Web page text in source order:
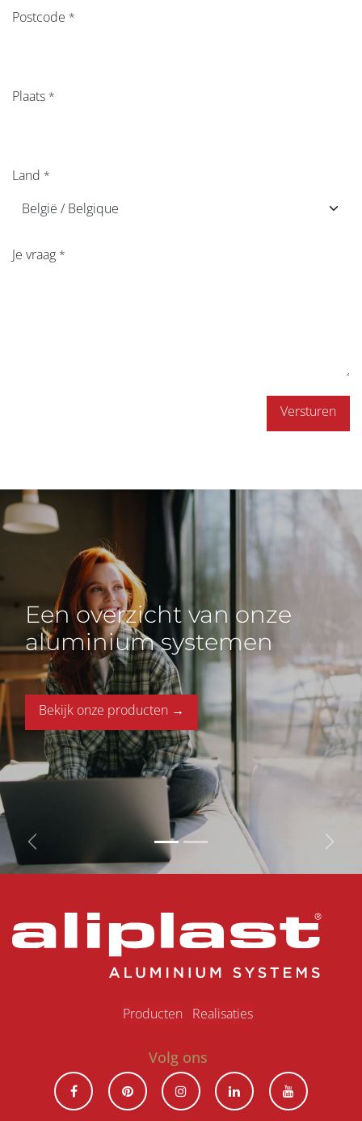
Postcode *
Plaats *
Land *
Je vraag *
Versturen
Een overzicht van onze
aluminium systemen
Bekijk onze producten →
Vorige
Produ​ct​en Realisaties
Volg ons